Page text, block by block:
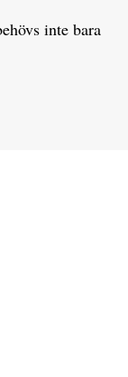
inte bara